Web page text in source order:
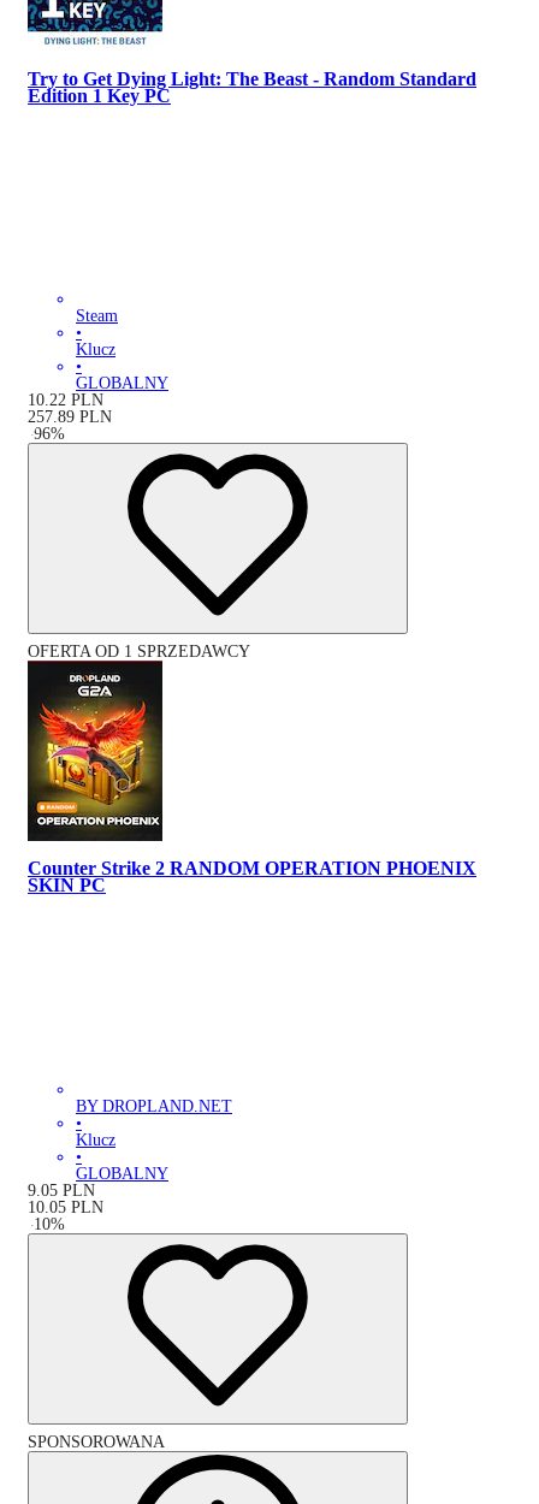
Try to Get Dying Light: The Beast - Random Standard
Edition 1 Key PC
Steam
•
Klucz
•
GLOBALNY
10.22 PLN
257.89 PLN
-96%
OFERTA OD 1 SPRZEDAWCY
Counter Strike 2 RANDOM OPERATION PHOENIX
SKIN PC
BY DROPLAND.NET
•
Klucz
•
GLOBALNY
9.05 PLN
10.05 PLN
-10%
SPONSOROWANA